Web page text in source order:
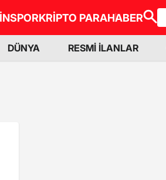
SPORKRİPTO PARAHABER
DÜNYA RESMİ İLANLAR